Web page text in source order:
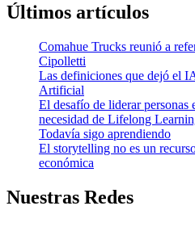
Últimos artículos
Comahue Trucks reunió a
Cipolletti
Las definiciones que dejó el
Artificial
El desafío de liderar personas
necesidad de Lifelong
Todavía sigo aprendiendo
El storytelling no es un
económica
Nuestras Redes